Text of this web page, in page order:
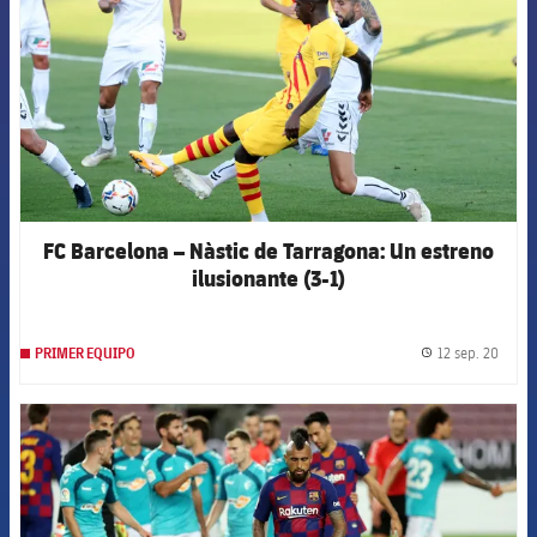
FC Barcelona – Nàstic de Tarragona: Un estreno
ilusionante (3-1)
PRIMER EQUIPO 12 sep. 20
FCB Barcelona badge